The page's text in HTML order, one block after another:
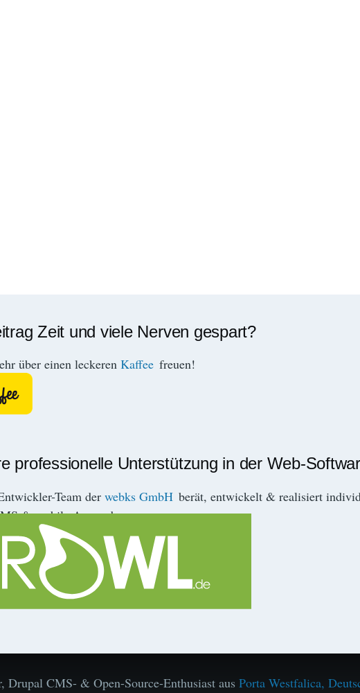
Zeit und viele Nerven gespart?
über einen leckeren Kaffee freuen!
professionelle Unterstützung in der Web-
Team der webks GmbH berät, entwickelt & realisiert
& mobile Anwendungen.
CMS- & Open-Source-Enthusiast aus Porta Westfalica,